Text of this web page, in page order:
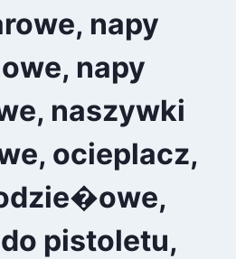
napy
napy
naszywki
ocieplacz,
pistoletu,